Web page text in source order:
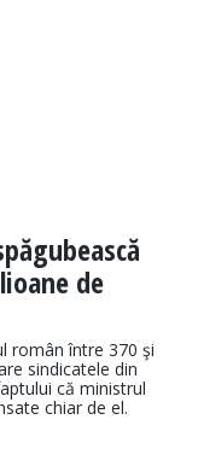
de
român între 370 şi
sindicatele din
că ministrul
chiar de el.